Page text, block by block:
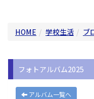
HOME 学校生活 ブ
フォトアルバム2025
アルバム一覧へ